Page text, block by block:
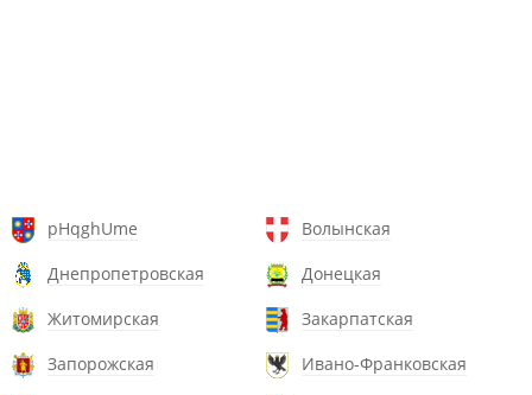
pHqghUme
Волынская
Днепропетровская
Донецкая
Житомирская
Закарпатская
Запорожская
Ивано-Франковская